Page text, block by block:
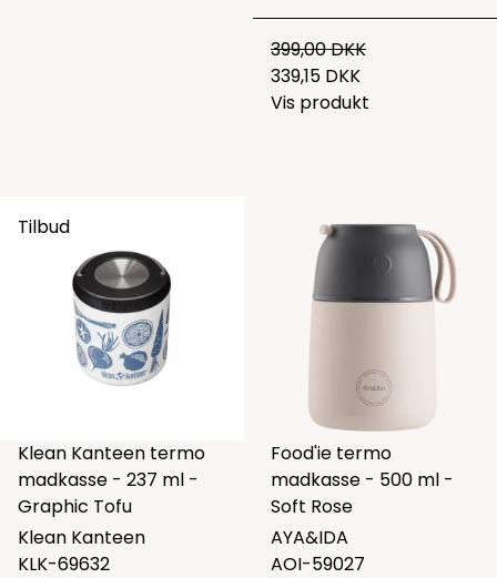
399,00 DKK
339,15 DKK
Vis produkt
Tilbud
Klean Kanteen termo
madkasse - 237 ml -
Graphic Tofu
Klean Kanteen
KLK-69632
Food'ie termo
madkasse - 500 ml -
Soft Rose
AYA&IDA
AOI-59027